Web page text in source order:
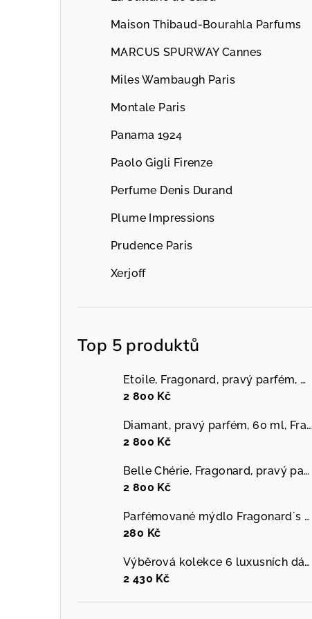
Maison Thibaud-Bourahla Parfums
MARCUS SPURWAY Cannes
Miles Wambaugh Paris
Montale Paris
Panama 1924
Paolo Gigli Firenze
Perfume Denis Durand
Plume Impressions
Prudence Paris
Xerjoff
Top 5 produktů
Etoile, Fragonard, pravý parfém, 60 ml
2 800 Kč
Diamant, pravý parfém, 60 ml, Fragonard,
2 800 Kč
Belle Chérie, Fragonard, pravý parfém, 60 ml
2 800 Kč
Parfémované mýdlo Fragonard´s garden, 150 g, různé druhy
280 Kč
Výběrová kolekce 6 luxusních dámských mini parfémů, Galimard, dámský parfém, 6 x 15 ml
2 430 Kč